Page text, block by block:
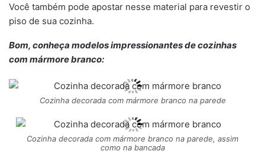
Você também pode apostar nesse material para revestir o
piso de sua cozinha.
Bom, conheça modelos impressionantes de cozinhas
com mármore branco:
Cozinha decorada com mármore branco na parede
Cozinha decorada com mármore branco na parede, assim
como na bancada